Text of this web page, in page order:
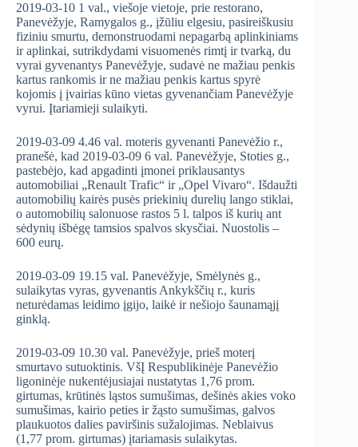
2019-03-10 1 val., viešoje vietoje, prie restorano,
Panevėžyje, Ramygalos g., įžūliu elgesiu, pasireiškusiu
fiziniu smurtu, demonstruodami nepagarbą aplinkiniams
ir aplinkai, sutrikdydami visuomenės rimtį ir tvarką, du
vyrai gyvenantys Panevėžyje, sudavė ne mažiau penkis
kartus rankomis ir ne mažiau penkis kartus spyrė
kojomis į įvairias kūno vietas gyvenančiam Panevėžyje
vyrui. Įtariamieji sulaikyti.
2019-03-09 4.46 val. moteris gyvenanti Panevėžio r.,
pranešė, kad 2019-03-09 6 val. Panevėžyje, Stoties g.,
pastebėjo, kad apgadinti įmonei priklausantys
automobiliai „Renault Trafic“ ir „Opel Vivaro“. Išdaužti
automobilių kairės pusės priekinių durelių lango stiklai,
o automobilių salonuose rastos 5 l. talpos iš kurių ant
sėdynių išbėgę tamsios spalvos skysčiai. Nuostolis –
600 eurų.
2019-03-09 19.15 val. Panevėžyje, Smėlynės g.,
sulaikytas vyras, gyvenantis Ankykščių r., kuris
neturėdamas leidimo įgijo, laikė ir nešiojo šaunamąjį
ginklą.
2019-03-09 10.30 val. Panevėžyje, prieš moterį
smurtavo sutuoktinis. VšĮ Respublikinėje Panevėžio
ligoninėje nukentėjusiajai nustatytas 1,76 prom.
girtumas, krūtinės ląstos sumušimas, dešinės akies voko
sumušimas, kairio peties ir žąsto sumušimas, galvos
plaukuotos dalies paviršinis sužalojimas. Neblaivus
(1,77 prom. girtumas) įtariamasis sulaikytas.